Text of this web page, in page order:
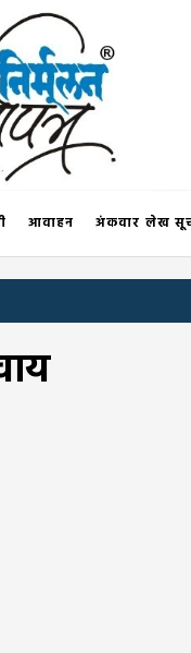
वार्तापत्र
आवाहन अंकवार लेख